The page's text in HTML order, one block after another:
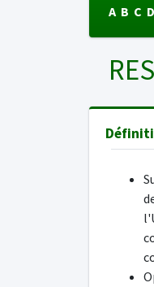
A B C D